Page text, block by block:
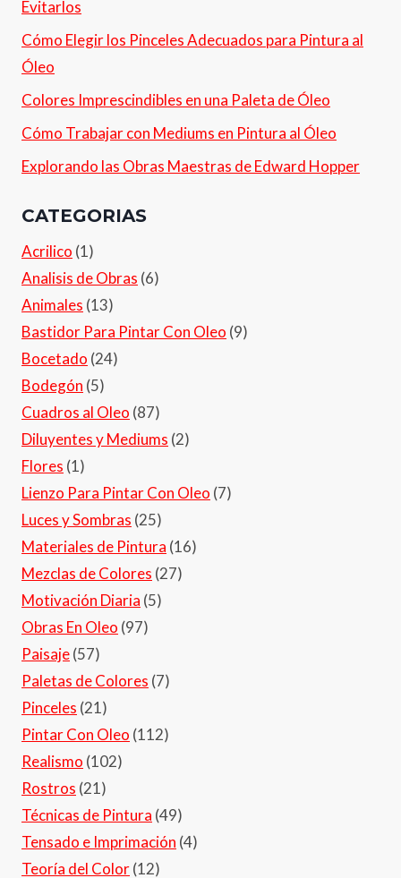
Evitarlos
Cómo Elegir los Pinceles Adecuados para Pintura al
Óleo
Colores Imprescindibles en una Paleta de Óleo
Cómo Trabajar con Mediums en Pintura al Óleo
Explorando las Obras Maestras de Edward Hopper
CATEGORIAS
Acrilico (1)
Analisis de Obras (6)
Animales (13)
Bastidor Para Pintar Con Oleo (9)
Bocetado (24)
Bodegón (5)
Cuadros al Oleo (87)
Diluyentes y Mediums (2)
Flores (1)
Lienzo Para Pintar Con Oleo (7)
Luces y Sombras (25)
Materiales de Pintura (16)
Mezclas de Colores (27)
Motivación Diaria (5)
Obras En Oleo (97)
Paisaje(57)
Paletas de Colores (7)
Pinceles (21)
Pintar Con Oleo (112)
Realismo (102)
Rostros (21)
Técnicas de Pintura (49)
Tensado e Imprimación (4)
Teoría del Color(12)